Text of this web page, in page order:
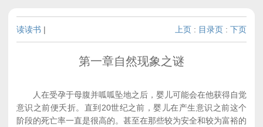
读读书 | 上页 : 目录页 : 下页
第一章自然现象之谜
人在受孕于母腹并呱呱坠地之后，婴儿可能会在他获得自觉
意识之前便夭折。直到20世纪之前，婴儿在产生意识之前这个
阶段的死亡率一直是很高的。甚至在那些较为安全和较为富裕的